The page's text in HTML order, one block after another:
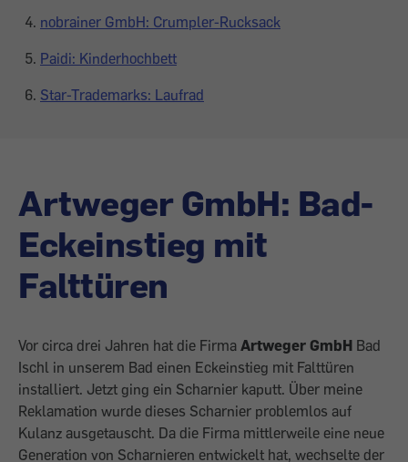
nobrainer GmbH: Crumpler-Rucksack
Paidi: Kinderhochbett
Star-Trademarks: Laufrad
Artweger GmbH: Bad-
Eckeinstieg mit
Falttüren
Vor circa drei Jahren hat die Firma Artweger GmbH Bad
Ischl in unserem Bad einen Eckeinstieg mit Falttüren
installiert. Jetzt ging ein Scharnier kaputt. Über meine
Reklamation wurde dieses Scharnier problemlos auf
Kulanz ausgetauscht. Da die Firma mittlerweile eine neue
Generation von Scharnieren entwickelt hat, wechselte der